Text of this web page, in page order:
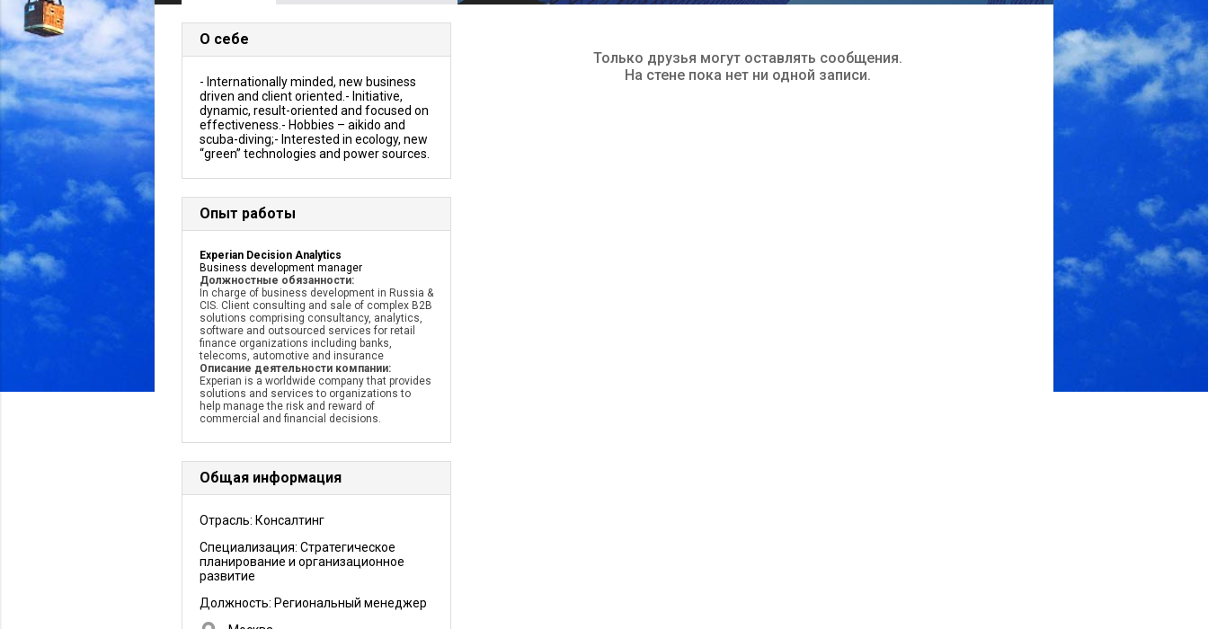
О себе
- Internationally minded, new business
driven and client oriented.- Initiative,
dynamic, result-oriented and focused on
effectiveness.- Hobbies – aikido and
scuba-diving;- Interested in ecology, new
“green” technologies and power sources.
Опыт работы
Experian Decision Analytics
Business development manager
Должностные обязанности:
In charge of business development in Russia &
CIS. Client consulting and sale of complex B2B
solutions comprising consultancy, analytics,
software and outsourced services for retail
finance organizations including banks,
telecoms, automotive and insurance
Описание деятельности компании:
Experian is a worldwide company that provides
solutions and services to organizations to
help manage the risk and reward of
commercial and financial decisions.
Общая информация
Отрасль: Консалтинг
Специализация: Стратегическое
планирование и организационное
развитие
Должность: Региональный менеджер
Только друзья могут оставлять сообщения.
На стене пока нет ни одной записи.